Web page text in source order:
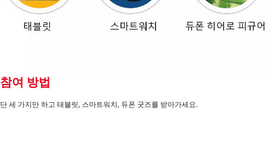
참여 방법
단 세 가지만 하고 태블릿, 스마트워치, 듀폰 굿즈를 받아가세요.